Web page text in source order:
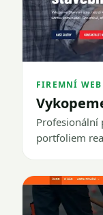
FIREMNÍ WEB
Profesionální
portfoliem